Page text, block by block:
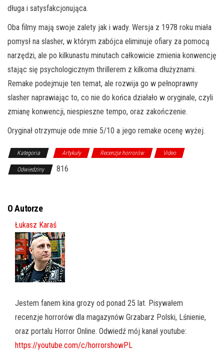
długa i satysfakcjonująca.
Oba filmy mają swoje zalety jak i wady. Wersja z 1978 roku miała
pomysł na slasher, w którym zabójca eliminuje ofiary za pomocą
narzędzi, ale po kilkunastu minutach całkowicie zmienia konwencję
stając się psychologicznym thrillerem z kilkoma dłużyznami.
Remake podejmuje ten temat, ale rozwija go w pełnoprawny
slasher naprawiając to, co nie do końca działało w oryginale, czyli
zmianę konwencji, niespieszne tempo, oraz zakończenie.
Oryginał otrzymuje ode mnie 5/10 a jego remake ocenę wyżej.
Kategoria Artykuły Recenzje horrorów Video
Odwiedziny 816
O Autorze
Łukasz Karaś
Jestem fanem kina grozy od ponad 25 lat. Pisywałem
recenzje horrorów dla magazynów Grzabarz Polski, Lśnienie,
oraz portalu Horror Online. Odwiedź mój kanał youtube:
https://youtube.com/c/horrorshowPL